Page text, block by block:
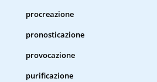
procreazione
pronosticazione
provocazione
purificazione